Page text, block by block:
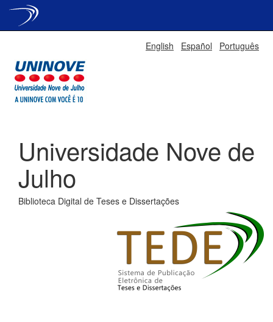
English Español Português
Universidade Nove de
Julho
Biblioteca Digital de Teses e Dissertações